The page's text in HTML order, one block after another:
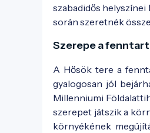
szabadidős
során szeretnék
A tér a 20. század
Szerepe a
A Hősök tere a
gyalogosan jól
Millenniumi
szerepet játszik a
környékének